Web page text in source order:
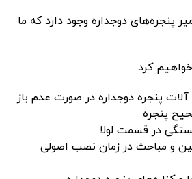
پنجره‌های دوجداره وجود دارد که ما
خواهیم کرد.
پنجره دوجداره در صورت عدم باز
پنجره
در قسمت لولا
و مباحث در زمان نصب اصولی